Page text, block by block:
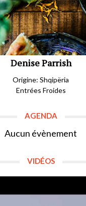
Denise Parrish
Origine: Shqipëria
Entrées Froides
AGENDA
Aucun évènement
VIDÉOS